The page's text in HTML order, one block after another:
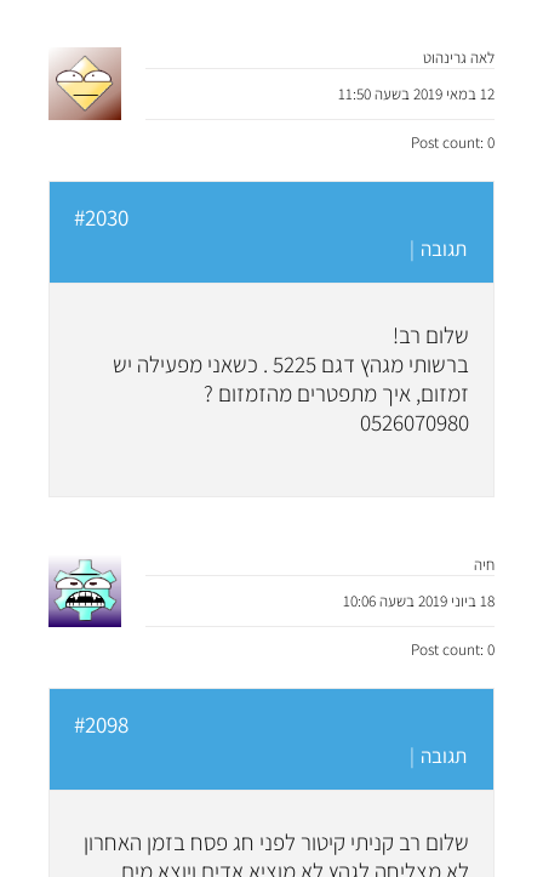
לאה גרינהוט
12 במאי 2019 בשעה 11:50
Post count: 0
#2030
תגובה |
שלום רב!
ברשותי מגהץ דגם 5225 . כשאני מפעילה יש
זמזום, איך מתפטרים מהזמזום ?
0526070980
חיה
18 ביוני 2019 בשעה 10:06
Post count: 0
#2098
תגובה |
שלום רב קניתי קיטור לפני חג פסח בזמן האחרון
לא מצליחה לגהץ לא מוציא אדים ויוצא מים